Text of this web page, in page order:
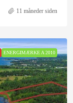
11 måneder siden
ENERGIMÆRKE A 2010